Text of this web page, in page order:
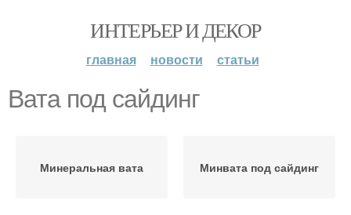
ИНТЕРЬЕР И ДЕКОР
главная новости статьи
Вата под сайдинг
Минеральная вата Минвата под сайдинг